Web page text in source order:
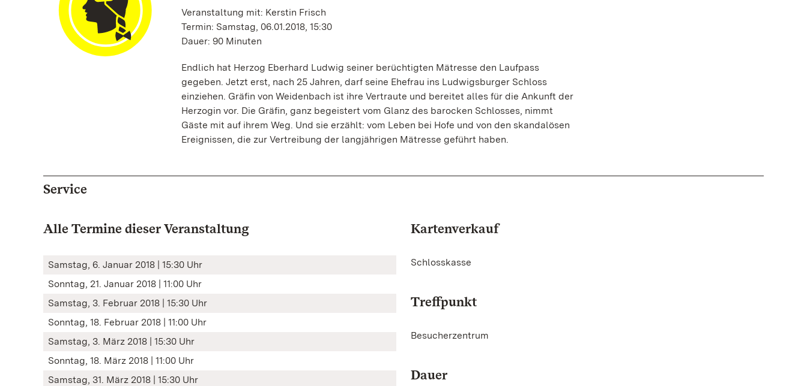
Veranstaltung mit: Kerstin Frisch
Termin: Samstag, 06.01.2018, 15:30
Dauer: 90 Minuten
Endlich hat Herzog Eberhard Ludwig seiner berüchtigten Mätresse den Laufpass
gegeben. Jetzt erst, nach 25 Jahren, darf seine Ehefrau ins Ludwigsburger Schloss
einziehen. Gräfin von Weidenbach ist ihre Vertraute und bereitet alles für die Ankunft der
Herzogin vor. Die Gräfin, ganz begeistert vom Glanz des barocken Schlosses, nimmt
Gäste mit auf ihrem Weg. Und sie erzählt: vom Leben bei Hofe und von den skandalösen
Ereignissen, die zur Vertreibung der langjährigen Mätresse geführt haben.
Service
Alle Termine dieser Veranstaltung
Samstag, 6. Januar 2018 | 15:30 Uhr
Sonntag, 21. Januar 2018 | 11:00 Uhr
Samstag, 3. Februar 2018 | 15:30 Uhr
Sonntag, 18. Februar 2018 | 11:00 Uhr
Samstag, 3. März 2018 | 15:30 Uhr
Sonntag, 18. März 2018 | 11:00 Uhr
Samstag, 31. März 2018 | 15:30 Uhr
Kartenverkauf
Schlosskasse
Treffpunkt
Besucherzentrum
Dauer